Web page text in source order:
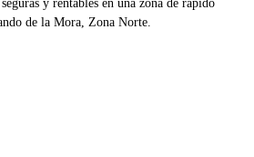
de la Mora, Zona Norte.